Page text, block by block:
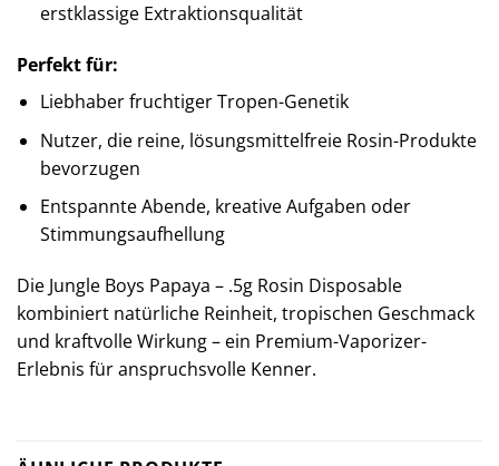
erstklassige Extraktionsqualität
Perfekt für:
Liebhaber fruchtiger Tropen-Genetik
Nutzer, die reine, lösungsmittelfreie Rosin-Produkte
bevorzugen
Entspannte Abende, kreative Aufgaben oder
Stimmungsaufhellung
Die Jungle Boys Papaya – .5g Rosin Disposable
kombiniert natürliche Reinheit, tropischen Geschmack
und kraftvolle Wirkung – ein Premium-Vaporizer-
Erlebnis für anspruchsvolle Kenner.